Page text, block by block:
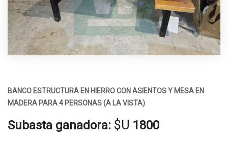
BANCO ESTRUCTURA EN HIERRO CON ASIENTOS Y MESA EN
MADERA PARA 4 PERSONAS (A LA VISTA)
Subasta ganadora: $U 1800